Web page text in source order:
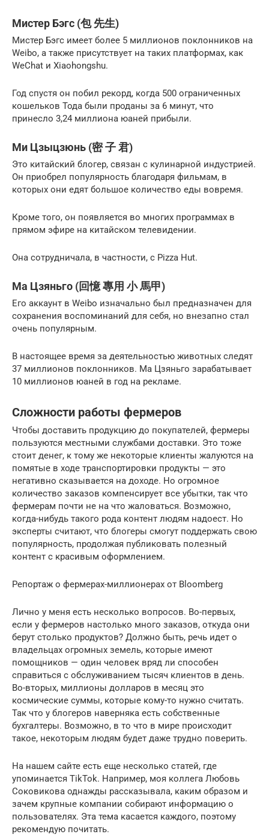
Мистер Бэгс (包 先生)
Мистер Бэгс имеет более 5 миллионов поклонников на
Weibo, а также присутствует на таких платформах, как
WeChat и Xiaohongshu.
Год спустя он побил рекорд, когда 500 ограниченных
кошельков Тода были проданы за 6 минут, что
принесло 3,24 миллиона юаней прибыли.
Ми Цзыцзюнь (密 子 君)
Это китайский блогер, связан с кулинарной индустрией.
Он приобрел популярность благодаря фильмам, в
которых они едят большое количество еды вовремя.
Кроме того, он появляется во многих программах в
прямом эфире на китайском телевидении.
Она сотрудничала, в частности, с Pizza Hut.
Ма Цзяньго (回憶 專用 小 馬甲)
Его аккаунт в Weibo изначально был предназначен для
сохранения воспоминаний для себя, но внезапно стал
очень популярным.
В настоящее время за деятельностью животных следят
37 миллионов поклонников. Ма Цзяньго зарабатывает
10 миллионов юаней в год на рекламе.
Сложности работы фермеров
Чтобы доставить продукцию до покупателей, фермеры
пользуются местными службами доставки. Это тоже
стоит денег, к тому же некоторые клиенты жалуются на
помятые в ходе транспортировки продукты — это
негативно сказывается на доходе. Но огромное
количество заказов компенсирует все убытки, так что
фермерам почти не на что жаловаться. Возможно,
когда-нибудь такого рода контент людям надоест. Но
эксперты считают, что блогеры смогут поддержать свою
популярность, продолжая публиковать полезный
контент с красивым оформлением.
Репортаж о фермерах-миллионерах от Bloomberg
Лично у меня есть несколько вопросов. Во-первых,
если у фермеров настолько много заказов, откуда они
берут столько продуктов? Должно быть, речь идет о
владельцах огромных земель, которые имеют
помощников — один человек вряд ли способен
справиться с обслуживанием тысяч клиентов в день.
Во-вторых, миллионы долларов в месяц это
космические суммы, которые кому-то нужно считать.
Так что у блогеров наверняка есть собственные
бухгалтеры. Возможно, в то что в мире происходит
такое, некоторым людям будет даже трудно поверить.
На нашем сайте есть еще несколько статей, где
упоминается TikTok. Например, моя коллега Любовь
Соковикова однажды рассказывала, каким образом и
зачем крупные компании собирают информацию о
пользователях. Эта тема касается каждого, поэтому
рекомендую почитать.